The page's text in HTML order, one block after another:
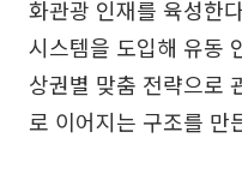
화관광 인재를 육성한
시스템을 도입해 유동
상권별 맞춤 전략으로
로 이어지는 구조를 만